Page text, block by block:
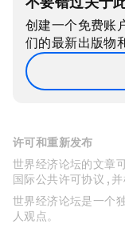
创建一个免费账
们的最新出版物
许可和重新发布
世界经济论坛的文章
国际公共许可协议 ,
世界经济论坛是一个
人观点。